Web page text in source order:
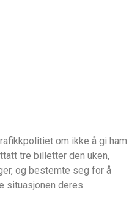
om ikke å gi ham
tre billetter den uken,
og bestemte seg for å
situasjonen deres.